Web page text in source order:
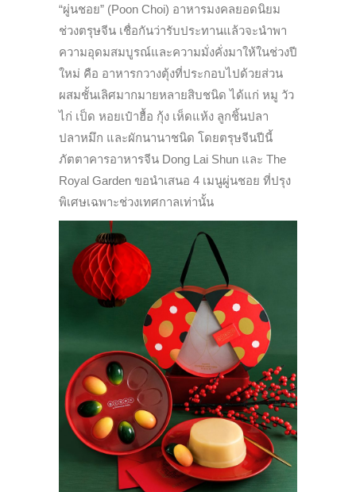
“ผู่นชอย” (Poon Choi) อาหารมงคลยอดนิยม
ช่วงตรุษจีน เชื่อกันว่ารับประทานแล้วจะนำพา
ความอุดมสมบูรณ์และความมั่งคั่งมาให้ในช่วงปี
ใหม่ คือ อาหารกวางตุ้งที่ประกอบไปด้วยส่วน
ผสมชั้นเลิศมากมายหลายสิบชนิด ได้แก่ หมู วัว
ไก่ เป็ด หอยเป๋าฮื้อ กุ้ง เห็ดแห้ง ลูกชิ้นปลา
ปลาหมึก และผักนานาชนิด โดยตรุษจีนปีนี้
ภัตตาคารอาหารจีน Dong Lai Shun และ The
Royal Garden ขอนำเสนอ 4 เมนูผู่นชอย ที่ปรุง
พิเศษเฉพาะช่วงเทศกาลเท่านั้น